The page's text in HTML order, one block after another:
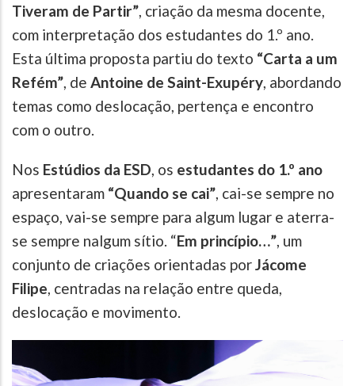
Tiveram de Partir” , criação da mesma docente,
com interpretação dos estudantes do 1.º ano.
Esta última proposta partiu do texto “Carta a um
Refém” , de Antoine de Saint-Exupéry , abordando
temas como deslocação, pertença e encontro
com o outro.
Nos Estúdios da ESD , os estudantes do 1.º ano
apresentaram “Quando se cai” , cai-se sempre no
espaço, vai-se sempre para algum lugar e aterra-
se sempre nalgum sítio. “Em princípio…” , um
conjunto de criações orientadas por Jácome
Filipe , centradas na relação entre queda,
deslocação e movimento.